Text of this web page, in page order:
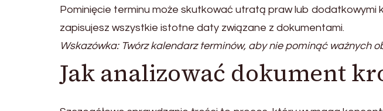
Pominięcie terminu może skutkować utratą praw lub
zapisujesz wszystkie istotne daty związane z dokumentami.
Wskazówka: Twórz kalendarz terminów, aby nie pominąć ważnych
Jak analizować dokument